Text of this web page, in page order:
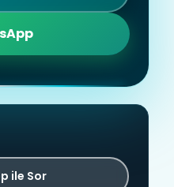
ile Sor